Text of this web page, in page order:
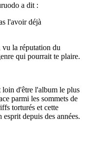
a dit :
l'avoir déjà
vu la réputation du
qui pourrait te plaire.
loin d'être l'album le plus
parmi les sommets de
torturés et cette
depuis des années.